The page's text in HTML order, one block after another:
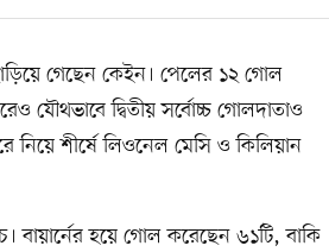
গেছেন কেইন। পেলের ১২ গোল
যৌথভাবে দ্বিতীয় সর্বোচ্চ গোলদাতাও
শীর্ষে লিওনেল মেসি ও কিলিয়ান
হয়ে গোল করেছেন ৬১টি, বাকি